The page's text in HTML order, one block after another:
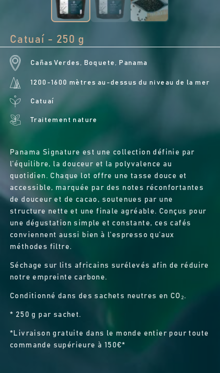
Catuaí - 250 g
Cañas Verdes, Boquete, Panama
1200-1600 mètres au-dessus du niveau de la mer
Catuaí
Traitement nature
Panama Signature est une collection définie par
l’équilibre, la douceur et la polyvalence au
quotidien. Chaque lot offre une tasse douce et
accessible, marquée par des notes réconfortantes
de douceur et de cacao, soutenues par une
structure nette et une finale agréable. Conçus pour
une dégustation simple et constante, ces cafés
conviennent aussi bien à l’espresso qu’aux
méthodes filtre.
Séchage sur lits africains surélevés afin de réduire
notre empreinte carbone.
Conditionné dans des sachets neutres en CO₂.
* 250 g par sachet.
*Livraison gratuite dans le monde entier pour toute
commande supérieure à 150€*